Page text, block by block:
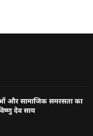
और सामाजिक समरसता का
देव साय